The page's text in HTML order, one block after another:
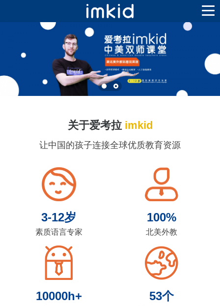
关于爱考拉 imkid
让中国的孩子连接全球优质教育资源
3-12岁
素质语言专家
100%
北美外教
10000h+ 53个